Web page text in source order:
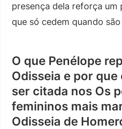
presença dela reforça um
que só cedem quando
O que Penélope
Odisseia e por
ser citada nos Os
femininos mais
Odisseia de